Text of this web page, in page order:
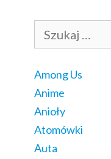
Among Us
Anime
Anioły
Atomówki
Auta